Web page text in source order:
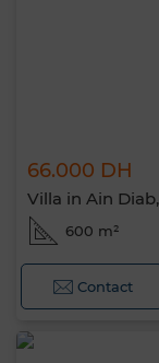
66.000 DH
Villa in Ain
600 m²
Contact